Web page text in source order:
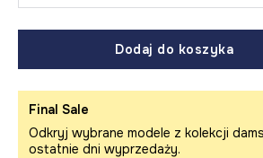
Dodaj do koszyka
Final Sale
Odkryj wybrane modele z kolekcji
ostatnie dni wyprzedaży.